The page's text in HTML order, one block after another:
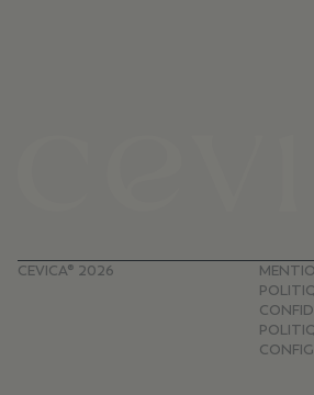
CEVICA® 2026